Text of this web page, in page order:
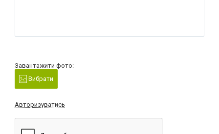
Завантажити фото:
Вибрати
Авторизуватись